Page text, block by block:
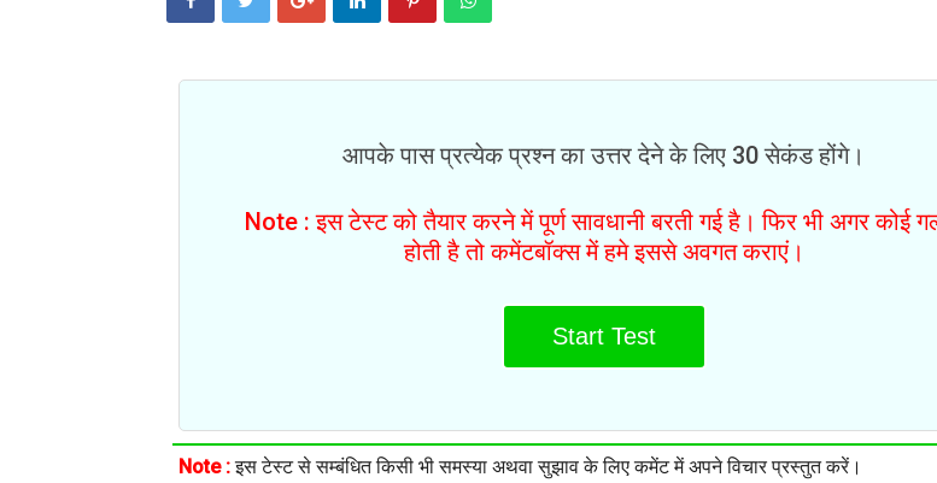
आपके पास प्रत्येक प्रश्न का उत्तर देने के लिए 30 सेकंड होंगे।
Note : इस टेस्ट को तैयार करने में पूर्ण सावधानी बरती गई है। फिर भी अगर कोई
होती है तो कमेंटबॉक्स में हमे इससे अवगत कराएं।
Start Test
Note :इस टेस्ट से सम्बंधित किसी भी समस्या अथवा सुझाव के लिए कमेंट में अपने विचार प्रस्तुत करें।